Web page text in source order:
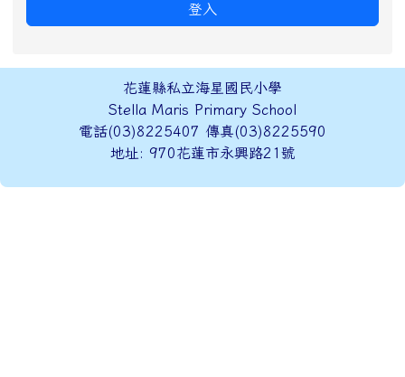
登入
頁尾區域內容花蓮縣私立海星國民小學
Stella Maris Primary School
電話(03)8225407 傳真(03)8225590
地址: 970花蓮市永興路21號